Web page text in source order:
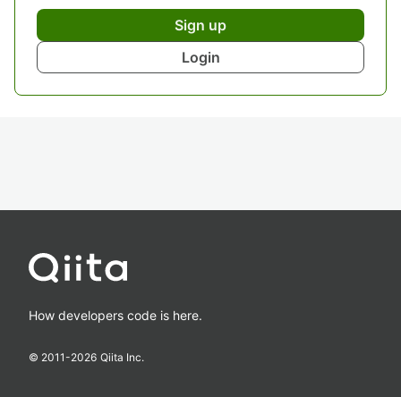
Sign up
Login
How developers code is here.
© 2011-2026 Qiita Inc.